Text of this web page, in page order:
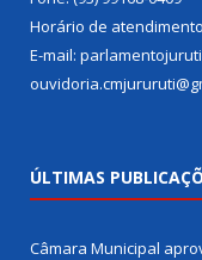
Horário de
E-mail:
ÚLTIMAS
Câmara Municipal